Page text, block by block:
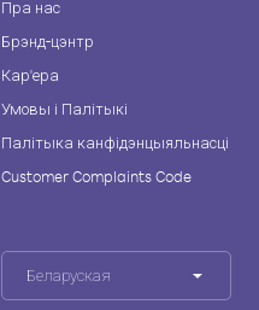
Пра нас
Брэнд-цэнтр
Кар'ера
Умовы і Палітыкі
Палітыка канфідэнцыяльнасці
Customer Complaints Code
Беларуская